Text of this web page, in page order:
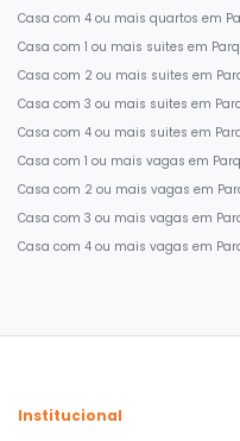
Casa com 4 ou mais quartos em
Casa com 1 ou mais suites em
Casa com 2 ou mais suites em
Casa com 3 ou mais suites em
Casa com 4 ou mais suites em
Casa com 1 ou mais vagas em
Casa com 2 ou mais vagas em
Casa com 3 ou mais vagas em
Casa com 4 ou mais vagas em
Institucional